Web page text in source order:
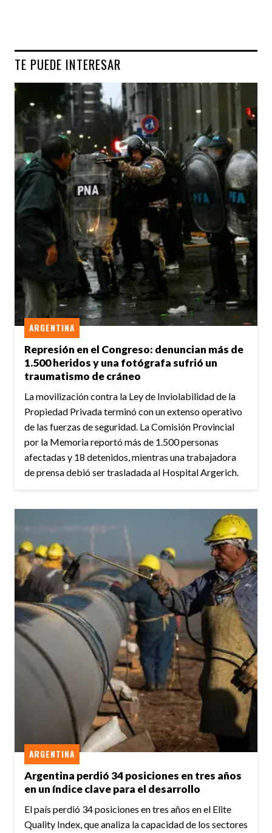
TE PUEDE INTERESAR
Represión en el Congreso: denuncian más de
1.500 heridos y una fotógrafa sufrió un
traumatismo de cráneo
ARGENTINA
La movilización contra la Ley de Inviolabilidad de la
Propiedad Privada terminó con un extenso operativo
de las fuerzas de seguridad. La Comisión Provincial
por la Memoria reportó más de 1.500 personas
afectadas y 18 detenidos, mientras una trabajadora
de prensa debió ser trasladada al Hospital Argerich.
Argentina perdió 34 posiciones en tres años
en un índice clave para el desarrollo
ARGENTINA
El país perdió 34 posiciones en tres años en el Elite
Quality Index, que analiza la capacidad de los sectores